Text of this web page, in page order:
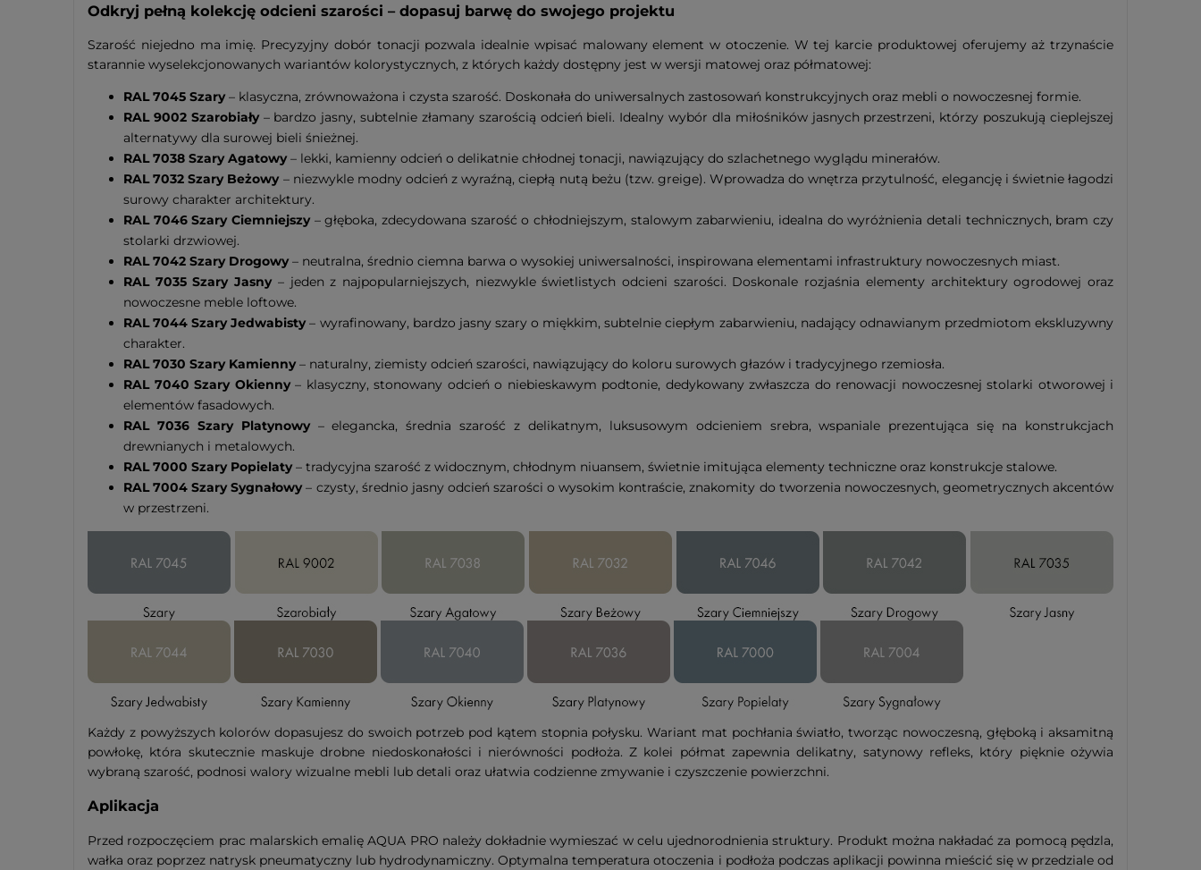
Odkryj pełną kolekcję odcieni szarości – dopasuj barwę do swojego projektu
Szarość niejedno ma imię. Precyzyjny dobór tonacji pozwala idealnie wpisać malowany element w otoczenie. W tej karcie produktowej oferujemy aż trzynaście
starannie wyselekcjonowanych wariantów kolorystycznych, z których każdy dostępny jest w wersji matowej oraz półmatowej:
RAL 7045 Szary– klasyczna, zrównoważona i czysta szarość. Doskonała do uniwersalnych zastosowań konstrukcyjnych oraz mebli o nowoczesnej formie.
RAL 9002 Szarobiały– bardzo jasny, subtelnie złamany szarością odcień bieli. Idealny wybór dla miłośników jasnych przestrzeni, którzy poszukują cieplejszej
alternatywy dla surowej bieli śnieżnej.
RAL 7038 Szary Agatowy– lekki, kamienny odcień o delikatnie chłodnej tonacji, nawiązujący do szlachetnego wyglądu minerałów.
RAL 7032 Szary Beżowy– niezwykle modny odcień z wyraźną, ciepłą nutą beżu (tzw. greige). Wprowadza do wnętrza przytulność, elegancję i świetnie łagodzi
surowy charakter architektury.
RAL 7046 Szary Ciemniejszy– głęboka, zdecydowana szarość o chłodniejszym, stalowym zabarwieniu, idealna do wyróżnienia detali technicznych, bram czy
stolarki drzwiowej.
RAL 7042 Szary Drogowy– neutralna, średnio ciemna barwa o wysokiej uniwersalności, inspirowana elementami infrastruktury nowoczesnych miast.
RAL 7035 Szary Jasny– jeden z najpopularniejszych, niezwykle świetlistych odcieni szarości. Doskonale rozjaśnia elementy architektury ogrodowej oraz
nowoczesne meble loftowe.
RAL 7044 Szary Jedwabisty– wyrafinowany, bardzo jasny szary o miękkim, subtelnie ciepłym zabarwieniu, nadający odnawianym przedmiotom ekskluzywny
charakter.
RAL 7030 Szary Kamienny– naturalny, ziemisty odcień szarości, nawiązujący do koloru surowych głazów i tradycyjnego rzemiosła.
RAL 7040 Szary Okienny– klasyczny, stonowany odcień o niebieskawym podtonie, dedykowany zwłaszcza do renowacji nowoczesnej stolarki otworowej i
elementów fasadowych.
RAL 7036 Szary Platynowy– elegancka, średnia szarość z delikatnym, luksusowym odcieniem srebra, wspaniale prezentująca się na konstrukcjach
drewnianych i metalowych.
RAL 7000 Szary Popielaty– tradycyjna szarość z widocznym, chłodnym niuansem, świetnie imitująca elementy techniczne oraz konstrukcje stalowe.
RAL 7004 Szary Sygnałowy– czysty, średnio jasny odcień szarości o wysokim kontraście, znakomity do tworzenia nowoczesnych, geometrycznych akcentów
w przestrzeni.
Każdy z powyższych kolorów dopasujesz do swoich potrzeb pod kątem stopnia połysku. Wariant mat pochłania światło, tworząc nowoczesną, głęboką i aksamitną
powłokę, która skutecznie maskuje drobne niedoskonałości i nierówności podłoża. Z kolei półmat zapewnia delikatny, satynowy refleks, który pięknie ożywia
wybraną szarość, podnosi walory wizualne mebli lub detali oraz ułatwia codzienne zmywanie i czyszczenie powierzchni.
Aplikacja
Przed rozpoczęciem prac malarskich emalię AQUA PRO należy dokładnie wymieszać w celu ujednorodnienia struktury. Produkt można nakładać za pomocą pędzla,
wałka oraz poprzez natrysk pneumatyczny lub hydrodynamiczny. Optymalna temperatura otoczenia i podłoża podczas aplikacji powinna mieścić się w przedziale od